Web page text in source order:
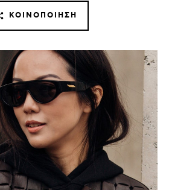
ΚΟΙΝΟΠΟΊΗΣΗ